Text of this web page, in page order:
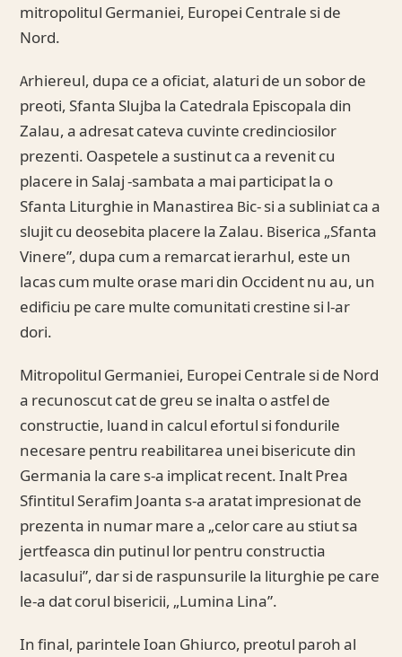
mitropolitul Germaniei, Europei Centrale si de
Nord.
Arhiereul, dupa ce a oficiat, alaturi de un sobor de
preoti, Sfanta Slujba la Catedrala Episcopala din
Zalau, a adresat cateva cuvinte credinciosilor
prezenti. Oaspetele a sustinut ca a revenit cu
placere in Salaj -sambata a mai participat la o
Sfanta Liturghie in Manastirea Bic- si a subliniat ca a
slujit cu deosebita placere la Zalau. Biserica „Sfanta
Vinere”, dupa cum a remarcat ierarhul, este un
lacas cum multe orase mari din Occident nu au, un
edificiu pe care multe comunitati crestine si l-ar
dori.
Mitropolitul Germaniei, Europei Centrale si de Nord
a recunoscut cat de greu se inalta o astfel de
constructie, luand in calcul efortul si fondurile
necesare pentru reabilitarea unei bisericute din
Germania la care s-a implicat recent. Inalt Prea
Sfintitul Serafim Joanta s-a aratat impresionat de
prezenta in numar mare a „celor care au stiut sa
jertfeasca din putinul lor pentru constructia
lacasului”, dar si de raspunsurile la liturghie pe care
le-a dat corul bisericii, „Lumina Lina”.
In final, parintele Ioan Ghiurco, preotul paroh al